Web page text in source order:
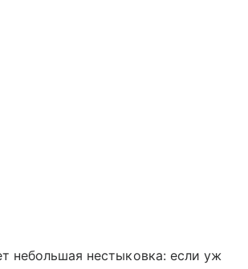
небольшая нестыковка: если уж